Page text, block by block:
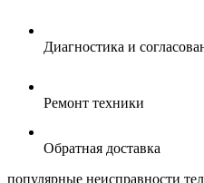
Диагностика и
Ремонт техники
Обратная доставка
популярные неисправности